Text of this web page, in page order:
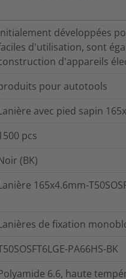
développées
d'utilisation, sont
d'appareils
pour autotools
avec pied sapin
pcs
(BK)
165x4.6mm-
de fixation
PA66HS-BK
6.6, haute